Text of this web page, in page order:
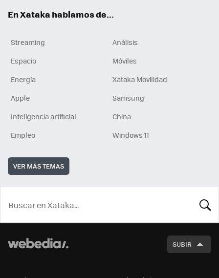
En Xataka hablamos de...
Streaming
Análisis
Espacio
Móviles
Energía
Xataka Movilidad
Apple
Samsung
Inteligencia artificial
China
Empleo
Windows 11
VER MÁS TEMAS
SUBIR